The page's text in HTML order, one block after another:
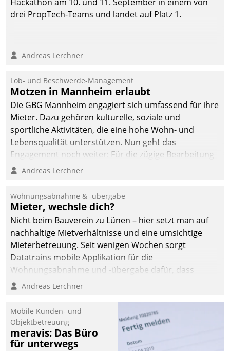
drei PropTech-Teams und landet auf Platz 1.
Andreas Lerchner
Lob- und Beschwerde-Management
Motzen in Mannheim erlaubt
Die GBG Mannheim engagiert sich umfassend für ihre
Mieter. Dazu gehören kulturelle, soziale und
sportliche Aktivitäten, die eine hohe Wohn- und
Lebensqualität unterstützen. Nun geht das
Engagement noch weiter: Für die zügige Bearbeitung
von Beschwerden – oder Lob – richtet das
und Beschwerde-Management einen eigenen Kanal
ein.
Andreas Lerchner
Wohnungsabnahme & -übergabe
Mieter, wechsle dich?
Nicht beim Bauverein zu Lünen – hier setzt man auf
nachhaltige Mietverhältnisse und eine umsichtige
Mieterbetreuung. Seit wenigen Wochen sorgt
Datatrains mobile Applikation für die
Wohnungsabnahme und -übergabe dafür, dass
Mieter wohlgeordnet kommen und, so es sein muss,
Andreas Lerchner
Mobile Kunden- und
Objektbetreuung
meravis: Das Büro
für unterwegs